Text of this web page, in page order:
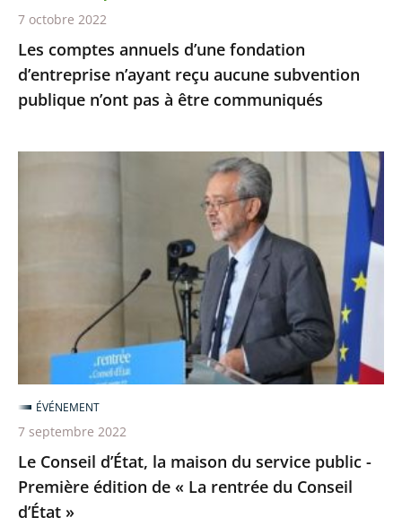
n’ont
pas
à
être
Les comptes annuels d’une fondation
d’entreprise n’ayant reçu aucune subvention
publique n’ont pas à être communiqués
7 octobre 2022
d’État,
service
Première
édition
de
«
La
rentrée
Le Conseil d’État, la maison du service public -
Première édition de « La rentrée du Conseil
d’État »
ÉVÉNEMENT
7 septembre 2022